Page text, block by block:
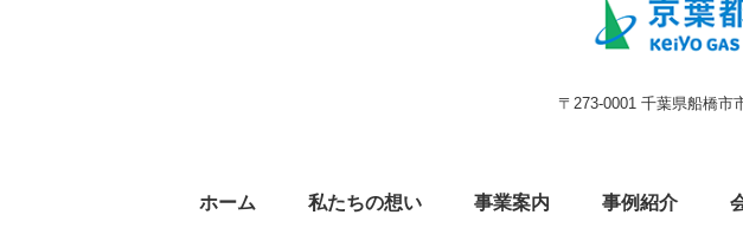
〒273-0001 千葉県船橋市
ホーム 私たちの想い 事業案内 事例紹介